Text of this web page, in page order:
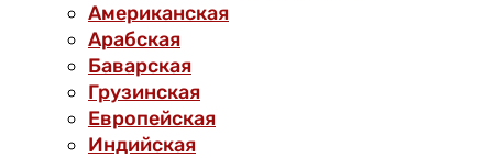
Американская
Арабская
Баварская
Грузинская
Европейская
Индийская